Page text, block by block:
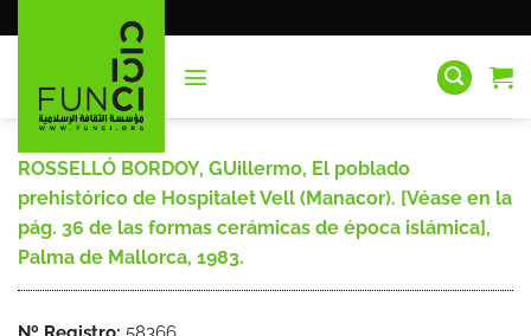
al
ROSSELLÓ BORDOY, GUillermo, El poblado
prehistórico de Hospitalet Vell (Manacor). [Véase en la
pág. 36 de las formas cerámicas de época islámica],
Palma de Mallorca, 1983.